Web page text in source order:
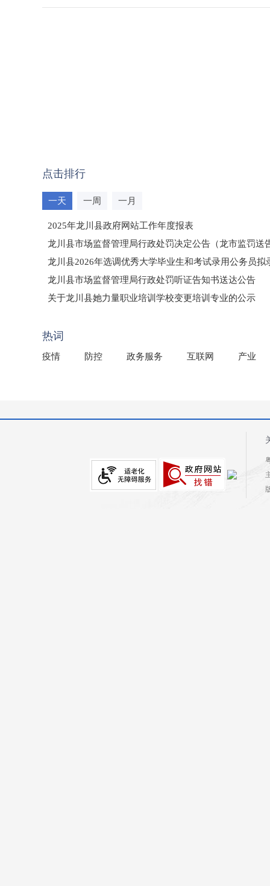
点击排行
一天 一周 一月
2025年龙川县政府网站工作年度报表
龙川县市场监督管理局行政处罚决定公告（龙市监罚送
龙川县2026年选调优秀大学毕业生和考试录用公务员拟
龙川县市场监督管理局行政处罚听证告知书送达公告
（龙市监罚送告〔2026〕71号）
关于龙川县她力量职业培训学校变更培训专业的公示
热词
疫情 防控 政务服务 互联网 产业